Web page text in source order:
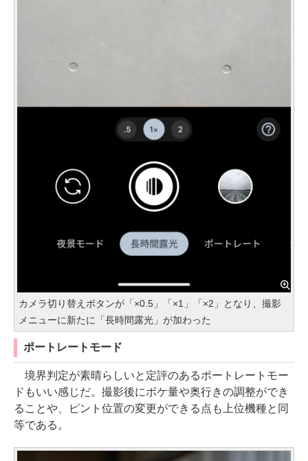
カメラ切り替えボタンが「×0.5」「×1」「×2」となり、撮影
メニューに新たに「長時間露光」が加わった
ポートレートモード
境界判定が素晴らしいと定評のあるポートレートモー
ドもいい感じだ。撮影後にボケ量や奥行きの調整ができ
ることや、ピント位置の変更ができる点も上位機種と同
等である。